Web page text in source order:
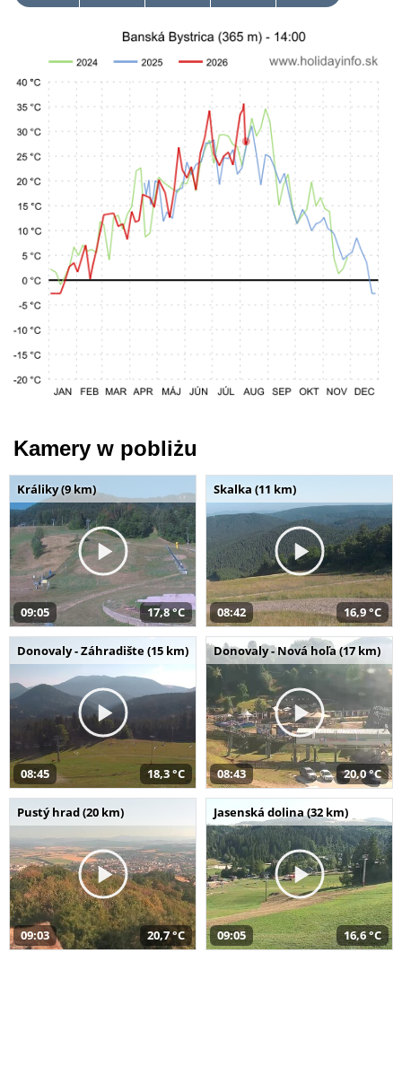
Kamery w pobliżu
Králiky (9 km)
09:05 17,8 °C
Skalka (11 km)
08:42 16,9 °C
Donovaly - Záhradište (15 km)
08:45 18,3 °C
Donovaly - Nová hoľa (17 km)
08:43 20,0 °C
Pustý hrad (20 km)
09:03 20,7 °C
Jasenská dolina (32 km)
09:05 16,6 °C